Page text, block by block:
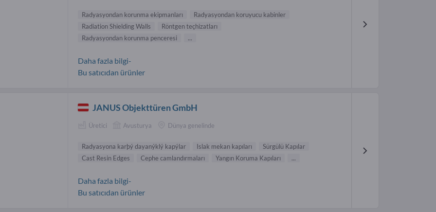
Radyasyondan korunma ekipmanları
Radyasyondan koruyucu kabinler
Radiation Shielding Walls
Röntgen teçhizatları
Radyasyondan korunma penceresi
...
Daha fazla bilgi-
Bu satıcıdan ürünler
JANUS Objekttüren GmbH
Üretici Avusturya Dünya genelinde
Radyasyona karþý dayanýklý kapýlar Islak mekan kapıları
Sürgülü Kapılar
Cast Resin Edges
Cephe camlandırmaları Yangın Koruma Kapıları ...
Daha fazla bilgi-
Bu satıcıdan ürünler